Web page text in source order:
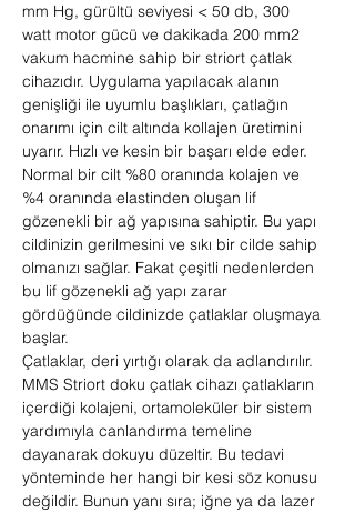
mm Hg, gürültü seviyesi < 50 db, 300
watt motor gücü ve dakikada 200 mm2
vakum hacmine sahip bir striort çatlak
cihazıdır. Uygulama yapılacak alanın
genişliği ile uyumlu başlıkları, çatlağın
onarımı için cilt altında kollajen üretimini
uyarır. Hızlı ve kesin bir başarı elde eder.
Normal bir cilt %80 oranında kolajen ve
%4 oranında elastinden oluşan lif
gözenekli bir ağ yapısına sahiptir. Bu yapı
cildinizin gerilmesini ve sıkı bir cilde sahip
olmanızı sağlar. Fakat çeşitli nedenlerden
bu lif gözenekli ağ yapı zarar
gördüğünde cildinizde çatlaklar oluşmaya
başlar.
Çatlaklar, deri yırtığı olarak da adlandırılır.
MMS Striort doku çatlak cihazı çatlakların
içerdiği kolajeni, ortamoleküler bir sistem
yardımıyla canlandırma temeline
dayanarak dokuyu düzeltir. Bu tedavi
yönteminde her hangi bir kesi söz konusu
değildir. Bunun yanı sıra; iğne ya da lazer